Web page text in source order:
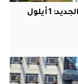
التربية تحدد موعد العام الدراسي الجديد: 1 أيلول